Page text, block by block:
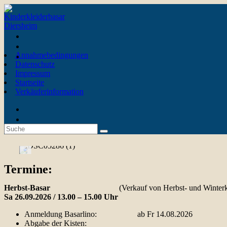
Annahmebedingungen
Datenschutz
Impressum
Startseite
Verkäuferinformation
Termine:
Herbst-Basar
(Verkauf von Herbst- und
Sa 26.09.2026 / 13.00 – 15.00 Uhr
Anmeldung Basarlino: ab Fr 14.08.2026
Abgabe der Kisten: